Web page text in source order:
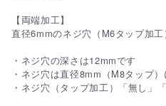
【両端加工】
直径6mmのネジ穴（M6タップ加工
・ネジ穴の深さは12mmです
・ネジ穴は直径8mm（M8タップ
・ネジ穴（タップ加工）「無し」